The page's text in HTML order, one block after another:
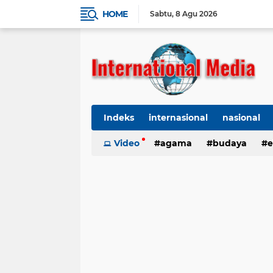
HOME Sabtu 8 Agu 2026
Indeks internasional nasional
Ekbis TNI-Polri Organisasi
Video agama budaya